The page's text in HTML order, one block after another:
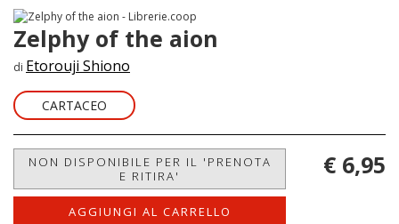
Zelphy of the aion
di Etorouji Shiono
CARTACEO
NON DISPONIBILE PER IL 'PRENOTA
E RITIRA'
AGGIUNGI AL CARRELLO
€ 6,95